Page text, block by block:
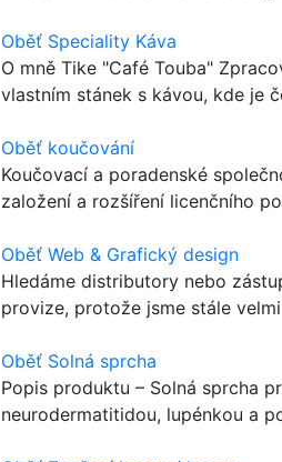
Oběť Speciality Káva
O mně Tike "Café Touba"
vlastním stánek s kávou, kde je
Oběť koučování
Koučovací a poradenské
založení a rozšíření licenčního
Oběť Web & Grafický design
Hledáme distributory nebo
provize, protože jsme stále
Oběť Solná sprcha
Popis produktu – Solná sprcha
neurodermatitidou, lupénkou a